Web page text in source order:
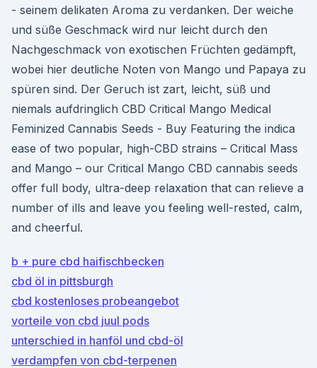
- seinem delikaten Aroma zu verdanken. Der weiche
und süße Geschmack wird nur leicht durch den
Nachgeschmack von exotischen Früchten gedämpft,
wobei hier deutliche Noten von Mango und Papaya zu
spüren sind. Der Geruch ist zart, leicht, süß und
niemals aufdringlich CBD Critical Mango Medical
Feminized Cannabis Seeds - Buy Featuring the indica
ease of two popular, high-CBD strains – Critical Mass
and Mango – our Critical Mango CBD cannabis seeds
offer full body, ultra-deep relaxation that can relieve a
number of ills and leave you feeling well-rested, calm,
and cheerful.
b + pure cbd haifischbecken
cbd öl in pittsburgh
cbd kostenloses probeangebot
vorteile von cbd juul pods
unterschied in hanföl und cbd-öl
verdampfen von cbd-terpenen